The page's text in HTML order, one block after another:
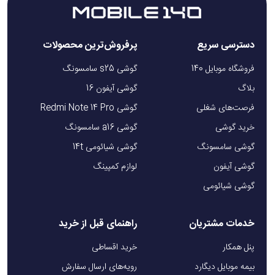
دسترسی سریع
فروشگاه موبایل 140
بلاگ
فرصت‌های شغلی
خرید گوشی
گوشی سامسونگ
گوشی آیفون
گوشی شیائومی
پرفروش‌ترین محصولات
گوشی s25 سامسونگ
گوشی آیفون 16
گوشی Redmi Note 14 Pro
گوشی a16 سامسونگ
گوشی شیائومی 14t
لوازم کمپینگ
خدمات مشتریان
پنل همکار
بیمه موبایل دیگارد
راهنمای قبل از خرید
خرید اقساطی
رویه‌های ارسال سفارش